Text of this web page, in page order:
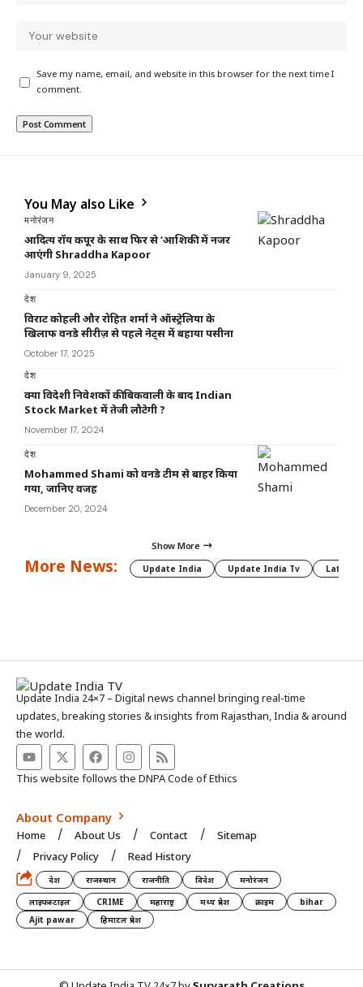
Save my name, email, and website in this browser for the next time I
comment.
You May also Like
मनोरंजन
आदित्य रॉय कपूर के साथ फिर से ‘आशिकी’ में नजर
आएंगी Shraddha Kapoor
January 9, 2025
देश
विराट कोहली और रोहित शर्मा ने ऑस्ट्रेलिया के
खिलाफ वनडे सीरीज़ से पहले नेट्स में बहाया पसीना
October 17, 2025
देश
क्या विदेशी निवेशकों की बिकवाली के बाद Indian
Stock Market में तेजी लौटेगी ?
November 17, 2024
देश
Mohammed Shami को वनडे टीम से बाहर किया
गया, जानिए वजह
December 20, 2024
Show More
More News: Update India Update India Tv Latest
Update India 24×7 – Digital news channel bringing real-time
updates, breaking stories & insights from Rajasthan, India & around
the world.
This website follows the DNPA Code of Ethics
About Company
Home About Us Contact
Sitemap
Privacy Policy
Read History
देश राजस्थान राजनीति विदेश
मनोरंजन
लाइफस्टाइल
CRIME महाराष्ट्र मध्य प्रदेश क्राइम
bihar
Ajit pawar
हिमाटल प्रदेश